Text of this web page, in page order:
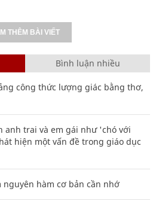
THÊM BÀI VIẾT
Bình luận nhiều
công thức lượng giác bằng thơ,
anh trai và em gái như 'chó với
hiện một vấn đề trong giáo dục
nguyên hàm cơ bản cần nhớ